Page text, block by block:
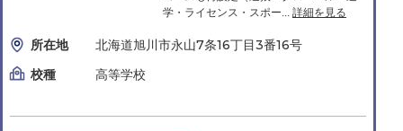
学・ライセンス・スポー... 詳細を見る
所在地
北海道旭川市永山7条16丁目3番16号
校種
高等学校